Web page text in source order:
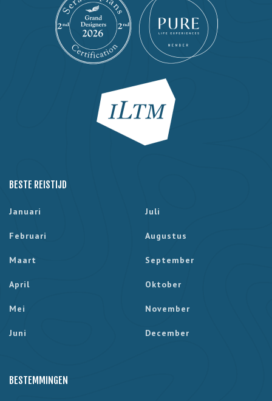
BESTE REISTIJD
Januari
Februari
Maart
April
Mei
Juni
Juli
Augustus
September
Oktober
November
December
BESTEMMINGEN